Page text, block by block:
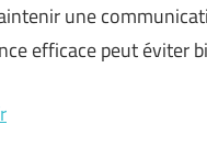
une
efficace peut éviter